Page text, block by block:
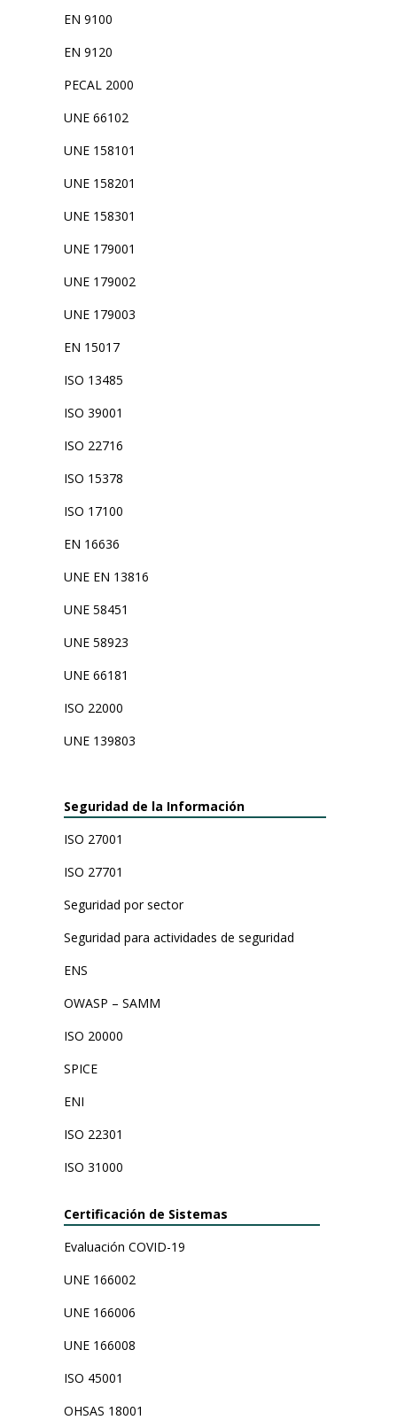
EN 9100
EN 9120
PECAL 2000
UNE 66102
UNE 158101
UNE 158201
UNE 158301
UNE 179001
UNE 179002
UNE 179003
EN 15017
ISO 13485
ISO 39001
ISO 22716
ISO 15378
ISO 17100
EN 16636
UNE EN 13816
UNE 58451
UNE 58923
UNE 66181
ISO 22000
UNE 139803
Seguridad de la Información
ISO 27001
ISO 27701
Seguridad por sector
Seguridad para actividades de seguridad
ENS
OWASP – SAMM
ISO 20000
SPICE
ENI
ISO 22301
ISO 31000
Certificación de Sistemas
Evaluación COVID-19
UNE 166002
UNE 166006
UNE 166008
ISO 45001
OHSAS 18001